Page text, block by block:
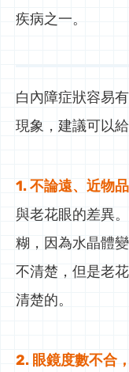
疾病之一。
白內障症狀容易
現象，建議可以
1. 不論遠、近物
與老花眼的差異
糊，因為水晶體
不清楚，但是老
清楚的。
2. 眼鏡度數不合